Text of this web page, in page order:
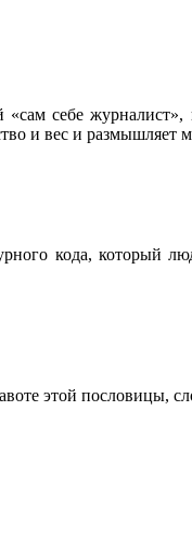
себе
и вес и размышляет
кода, который
этой